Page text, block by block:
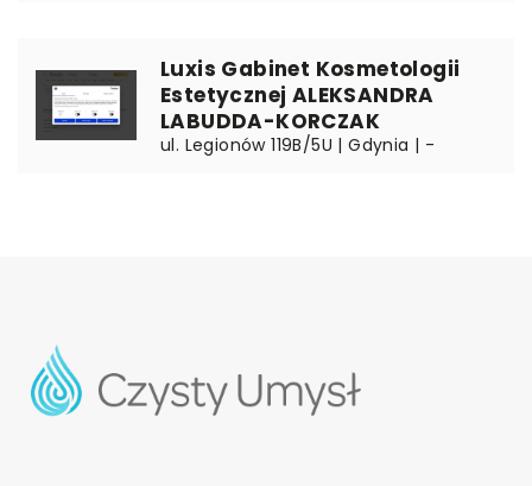
Luxis Gabinet Kosmetologii
Estetycznej ALEKSANDRA
LABUDDA-KORCZAK
ul. Legionów 119B/5U | Gdynia | -